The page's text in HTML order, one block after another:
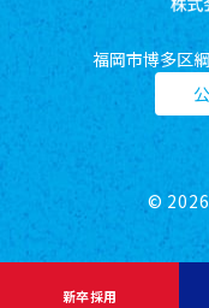
新卒採用
福岡市博多区
© 2026